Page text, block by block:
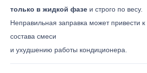
только в жидкой фазе и строго по весу.
Неправильная заправка может привести
состава смеси
и ухудшению работы кондиционера.